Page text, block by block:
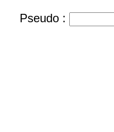
Pseudo :